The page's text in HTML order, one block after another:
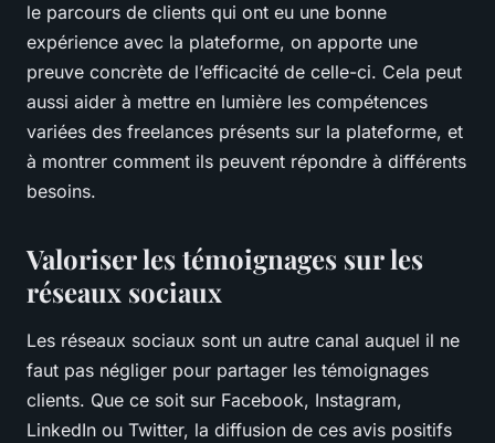
le parcours de clients qui ont eu une bonne
expérience avec la plateforme, on apporte une
preuve concrète de l’efficacité de celle-ci. Cela peut
aussi aider à mettre en lumière les compétences
variées des freelances présents sur la plateforme, et
à montrer comment ils peuvent répondre à différents
besoins.
Valoriser les témoignages sur les
réseaux sociaux
Les réseaux sociaux sont un autre canal auquel il ne
faut pas négliger pour partager les témoignages
clients. Que ce soit sur Facebook, Instagram,
LinkedIn ou Twitter, la diffusion de ces avis positifs